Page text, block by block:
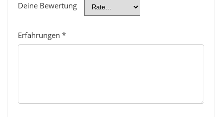
Deine Bewertung
Erfahrungen *